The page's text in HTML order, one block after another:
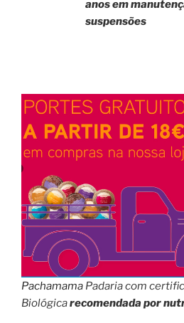
anos em
suspensões
Pachamama Padaria com
Biológicarecomendada por